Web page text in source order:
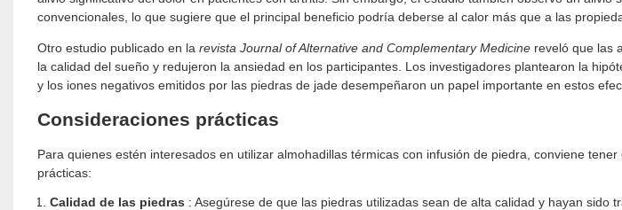
convencionales, lo que sugiere que el principal beneficio podría deberse al calor más que a las
Otro estudio publicado en la revista Journal of Alternative and Complementary Medicinereveló que las
la calidad del sueño y redujeron la ansiedad en los participantes. Los investigadores plantearon la
y los iones negativos emitidos por las piedras de jade desempeñaron un papel importante en estos
Consideraciones prácticas
Para quienes estén interesados ​​en utilizar almohadillas térmicas con infusión de piedra, conviene
prácticas:
Calidad de las piedras : Asegúrese de que las piedras utilizadas sean de alta calidad y hayan sido